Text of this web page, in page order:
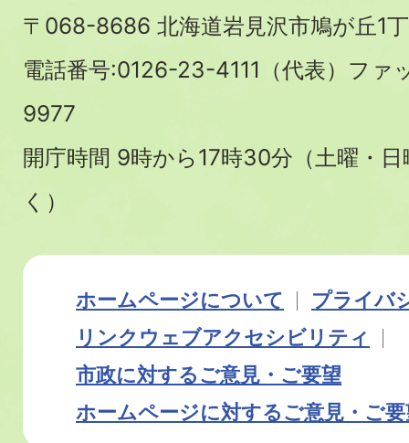
〒068-8686 北海道岩見沢市鳩が丘1
電話番号:0126-23-4111（代表）フ
9977
開庁時間 9時から17時30分（土曜・
く）
ホームページについて
プライバ
リンク ウェブアクセシビリティ
市政に対するご意見・ご要望
ホームページに対するご意見・ご